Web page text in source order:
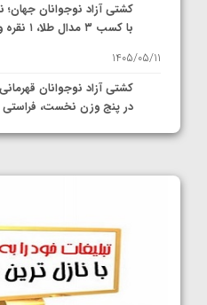
کشتی آزاد نوجوانان جهان؛
با کسب ۳ مدال طلا، ۱ نقره و ۲ مدال برنز
1405/05/11
کشتی آزاد نوجوانان
در پنج وزن نخست،
1405/05/11
کشتی آزاد نوجوانان جهان؛
ایران مشخص شدند
1405/05/08